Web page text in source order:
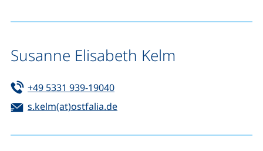
Susanne Elisabeth Kelm
Tel:
+49 5331 939-19040(startet einen Telefonanruf,
E-Mail:
s.kelm(at)ostfalia.de(öffnet Ihr E-Mail-Programm)